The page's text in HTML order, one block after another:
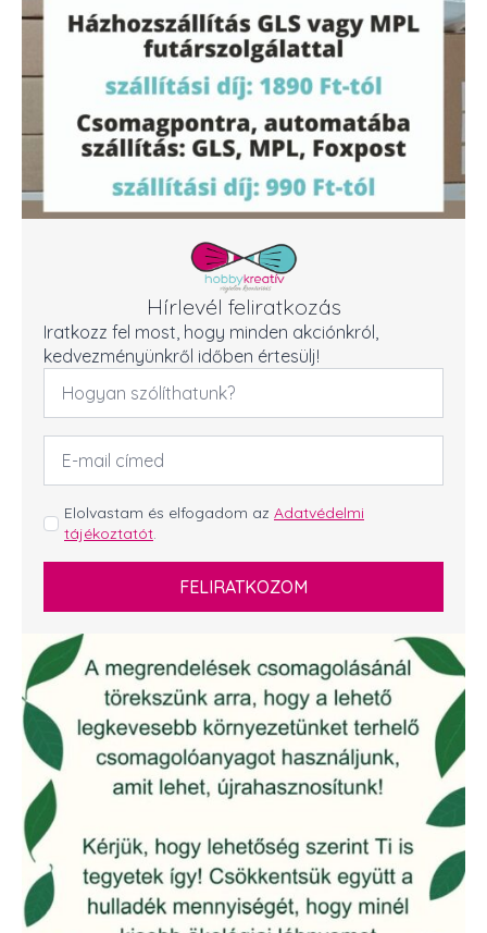
Hírlevél feliratkozás
Iratkozz fel most, hogy minden akciónkról,
kedvezményünkről időben értesülj!
Név
Email
cím
GDPR
*
Elolvastam és elfogadom az Adatvédelmi
tájékoztatót.
FELIRATKOZOM